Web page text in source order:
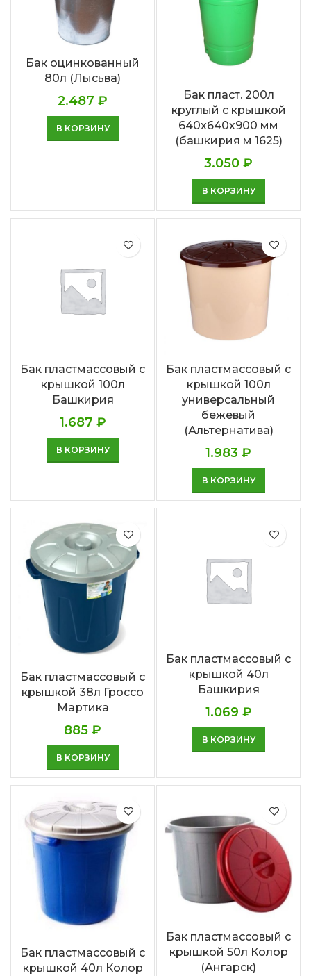
Бак оцинкованный
80л (Лысьва)
2.487 ₽
В КОРЗИНУ
Бак пласт. 200л
круглый с крышкой
640х640х900 мм
(башкирия м 1625)
3.050 ₽
В КОРЗИНУ
Бак пластмассовый с
крышкой 100л
Башкирия
1.687 ₽
В КОРЗИНУ
Бак пластмассовый с
крышкой 100л
универсальный
бежевый
(Альтернатива)
1.983 ₽
В КОРЗИНУ
Бак пластмассовый с
крышкой 38л Гроссо
Мартика
885 ₽
В КОРЗИНУ
Бак пластмассовый с
крышкой 40л
Башкирия
1.069 ₽
В КОРЗИНУ
Бак пластмассовый с
крышкой 40л Колор
Бак пластмассовый с
крышкой 50л Колор
(Ангарск)